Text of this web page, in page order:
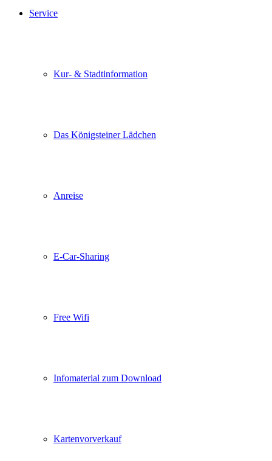
Service
Kur- & Stadtinformation
Das Königsteiner Lädchen
Anreise
E-Car-Sharing
Free Wifi
Infomaterial zum Download
Kartenvorverkauf